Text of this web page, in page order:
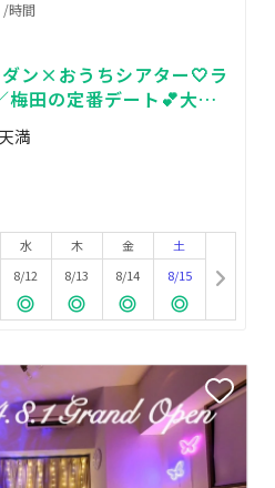
/時間
ン×おうちシアター🤍ラ
梅田の定番デート💕大画
ァミ🎬２回目20％OFF🎁
満
水
8/12
木
8/13
金
8/14
土
8/15